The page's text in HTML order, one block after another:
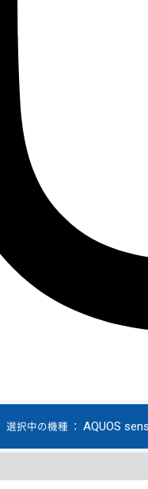
選択中の機種 ： AQUOS